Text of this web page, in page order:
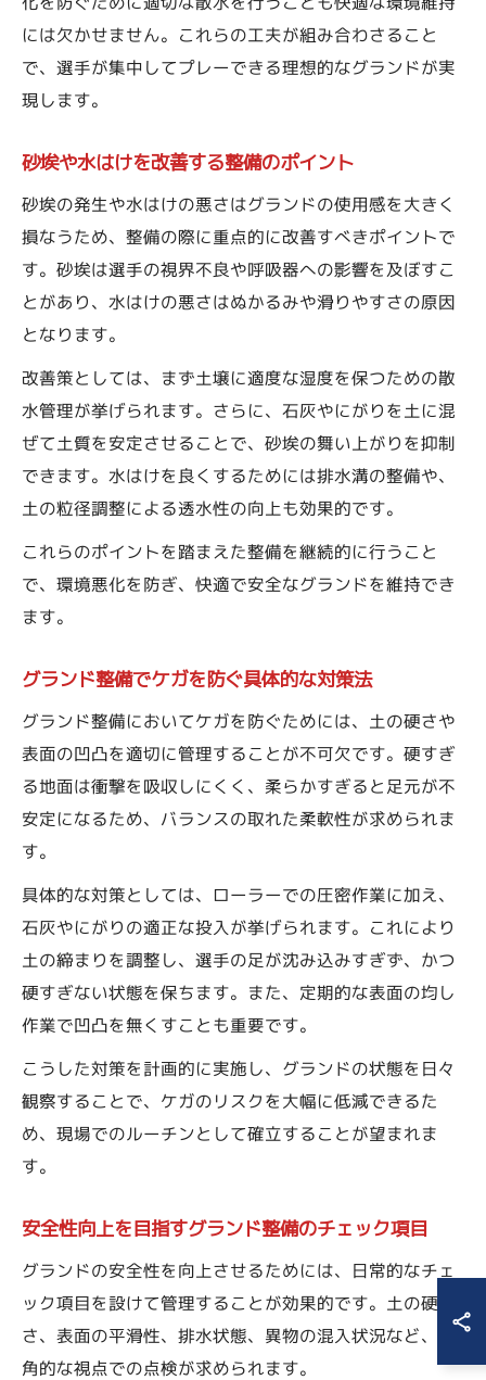
には欠かせません。これらの工夫が組み合わさること
で、選手が集中してプレーできる理想的なグランドが実
現します。
砂埃や水はけを改善する整備のポイント
砂埃の発生や水はけの悪さはグランドの使用感を大きく
損なうため、整備の際に重点的に改善すべきポイントで
す。砂埃は選手の視界不良や呼吸器への影響を及ぼすこ
とがあり、水はけの悪さはぬかるみや滑りやすさの原因
となります。
改善策としては、まず土壌に適度な湿度を保つための散
水管理が挙げられます。さらに、石灰やにがりを土に混
ぜて土質を安定させることで、砂埃の舞い上がりを抑制
できます。水はけを良くするためには排水溝の整備や、
土の粒径調整による透水性の向上も効果的です。
これらのポイントを踏まえた整備を継続的に行うこと
で、環境悪化を防ぎ、快適で安全なグランドを維持でき
ます。
グランド整備でケガを防ぐ具体的な対策法
グランド整備においてケガを防ぐためには、土の硬さや
表面の凹凸を適切に管理することが不可欠です。硬すぎ
る地面は衝撃を吸収しにくく、柔らかすぎると足元が不
安定になるため、バランスの取れた柔軟性が求められま
す。
具体的な対策としては、ローラーでの圧密作業に加え、
石灰やにがりの適正な投入が挙げられます。これにより
土の締まりを調整し、選手の足が沈み込みすぎず、かつ
硬すぎない状態を保ちます。また、定期的な表面の均し
作業で凹凸を無くすことも重要です。
こうした対策を計画的に実施し、グランドの状態を日々
観察することで、ケガのリスクを大幅に低減できるた
め、現場でのルーチンとして確立することが望まれま
す。
安全性向上を目指すグランド整備のチェック項目
グランドの安全性を向上させるためには、日常的なチェ
ック項目を設けて管理することが効果的です。土の硬
さ、表面の平滑性、排水状態、異物の混入状況など、多
角的な視点での点検が求められます。